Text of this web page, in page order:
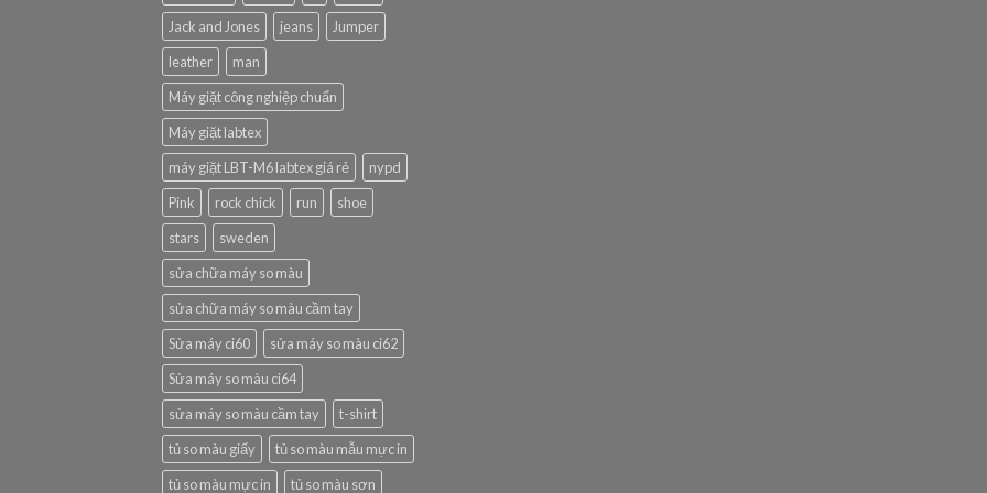
Jack and Jones
jeans
Jumper
leather
man
Máy giặt công nghiệp chuẩn
Máy giặt labtex
máy giặt LBT-M6 labtex giá rẻ
nypd
Pink
rock chick run
shoe
stars
sweden
sửa chữa máy so màu
sửa chữa máy so màu cầm tay
Sửa máy ci60
sửa máy so màu ci62
Sửa máy so màu ci64
sửa máy so màu cầm tay
t-shirt
tủ so màu giấy
tủ so màu mẫu mực in
tủ so màu mực in
tủ so màu sơn